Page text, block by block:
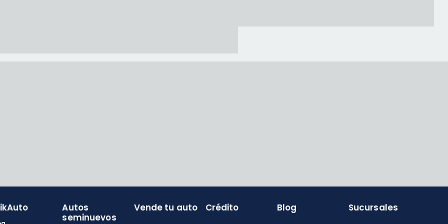
Autos
seminuevos
Vende tu auto Crédito Blog Sucursales